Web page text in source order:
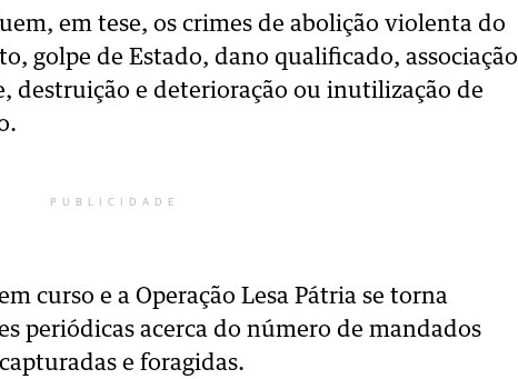
em tese, os crimes de abolição violenta do
golpe de Estado, dano qualificado, associação
destruição e deterioração ou inutilização de
PUBLICIDADE
curso e a Operação Lesa Pátria se torna
periódicas acerca do número de mandados
e foragidas.